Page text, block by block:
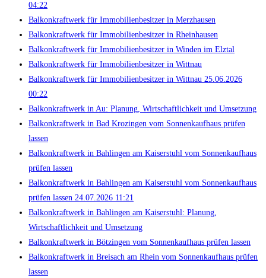
04:22
Balkonkraftwerk für Immobilienbesitzer in Merzhausen
Balkonkraftwerk für Immobilienbesitzer in Rheinhausen
Balkonkraftwerk für Immobilienbesitzer in Winden im Elztal
Balkonkraftwerk für Immobilienbesitzer in Wittnau
Balkonkraftwerk für Immobilienbesitzer in Wittnau 25.06.2026
00:22
Balkonkraftwerk in Au: Planung, Wirtschaftlichkeit und Umsetzung
Balkonkraftwerk in Bad Krozingen vom Sonnenkaufhaus prüfen
lassen
Balkonkraftwerk in Bahlingen am Kaiserstuhl vom Sonnenkaufhaus
prüfen lassen
Balkonkraftwerk in Bahlingen am Kaiserstuhl vom Sonnenkaufhaus
prüfen lassen 24.07.2026 11:21
Balkonkraftwerk in Bahlingen am Kaiserstuhl: Planung,
Wirtschaftlichkeit und Umsetzung
Balkonkraftwerk in Bötzingen vom Sonnenkaufhaus prüfen lassen
Balkonkraftwerk in Breisach am Rhein vom Sonnenkaufhaus prüfen
lassen